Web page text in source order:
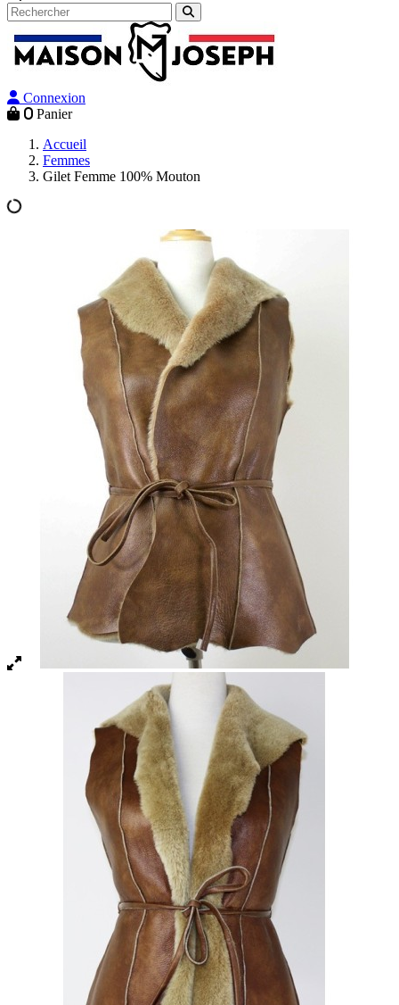
Connexion
0 Panier
Accueil
Femmes
Gilet Femme 100% Mouton